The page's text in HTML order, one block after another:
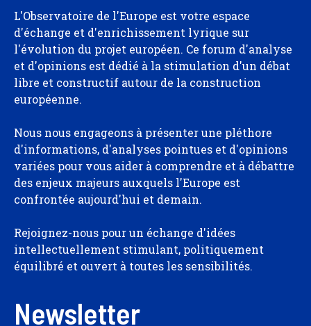
L'Observatoire de l'Europe est votre espace
d'échange et d'enrichissement lyrique sur
l'évolution du projet européen. Ce forum d'analyse
et d'opinions est dédié à la stimulation d'un débat
libre et constructif autour de la construction
européenne.
Nous nous engageons à présenter une pléthore
d'informations, d'analyses pointues et d'opinions
variées pour vous aider à comprendre et à débattre
des enjeux majeurs auxquels l'Europe est
confrontée aujourd'hui et demain.
Rejoignez-nous pour un échange d'idées
intellectuellement stimulant, politiquement
équilibré et ouvert à toutes les sensibilités.
Newsletter